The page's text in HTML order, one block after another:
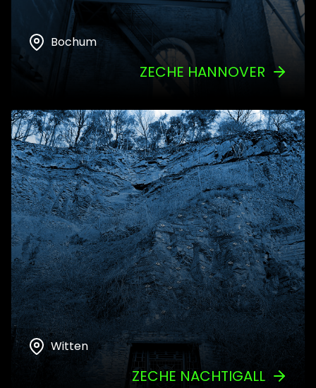
Bochum
ZECHE HANNOVER
Witten
ZECHE NACHTIGALL